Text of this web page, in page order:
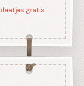
gratis